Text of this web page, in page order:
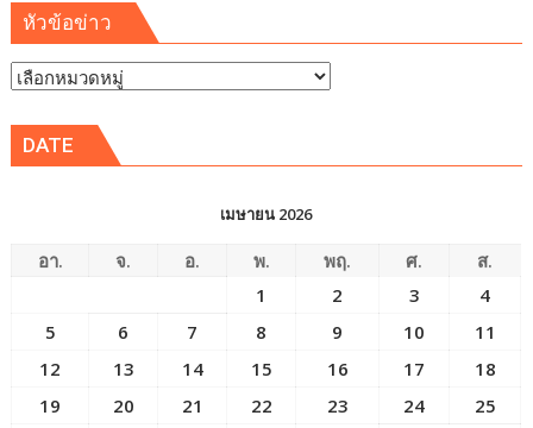
หัวข้อข่าว
หัวข้อ
DATE
เมษายน 2026
อา. จ. อ. พ. พฤ. ศ.
ส.
1
2 3
4
5
6 7 8 9 10
11
12
13 14 15 16 17
18
19
20 21 22 23 24
25